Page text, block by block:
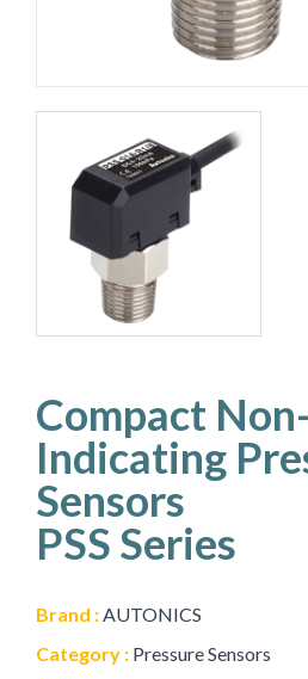
Compact Non-
Indicating
Sensors
PSS Series
Brand : AUTONICS
Category : Pressure Sensors